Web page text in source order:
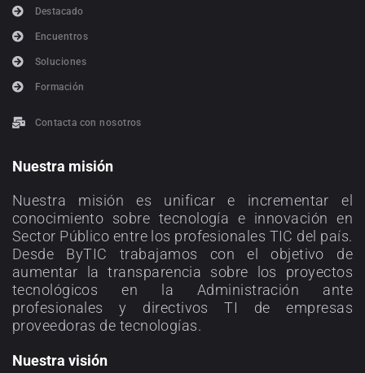
Destacado
Encuentros
Soluciones
Formación
Contacta con nosotros
Nuestra misión
Nuestra misión es unificar e incrementar el
conocimiento sobre tecnología e innovación en
Sector Público entre los profesionales TIC del país.
Desde ByTIC trabajamos con el objetivo de
aumentar la transparencia sobre los proyectos
tecnológicos en la Administración ante
profesionales y directivos TI de empresas
proveedoras de tecnologías.
Nuestra visión